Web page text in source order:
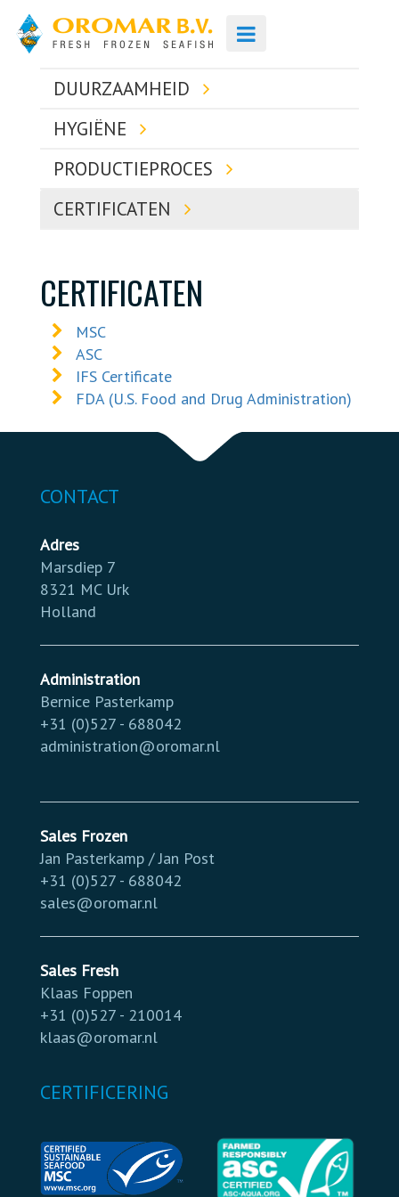
DUURZAAMHEID
HYGIËNE
PRODUCTIEPROCES
CERTIFICATEN
CERTIFICATEN
MSC
ASC
IFS Certificate
FDA (U.S. Food and Drug Administration)
CONTACT
Adres
Marsdiep 7
8321 MC Urk
Holland
Administration
Bernice Pasterkamp
+31 (0)527 - 688042
administration@oromar.nl
Sales Frozen
Jan Pasterkamp / Jan Post
+31 (0)527 - 688042
sales@oromar.nl
Sales Fresh
Klaas Foppen
+31 (0)527 - 210014
klaas@oromar.nl
CERTIFICERING